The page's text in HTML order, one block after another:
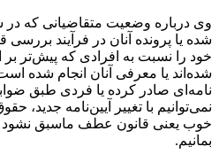
وی درباره وضعیت متقاضیانی که
شده یا پرونده آنان در فرآیند بررسی
خود را نسبت به افرادی که پیش‌تر بر
شده‌اند یا معرفی آنان انجام شده
نامه‌ای صادر کرده یا فردی طبق
نمی‌توانیم با تغییر آیین‌نامه جدید،
خوب یعنی قانون عطف ماسبق نشود و
بمانیم.